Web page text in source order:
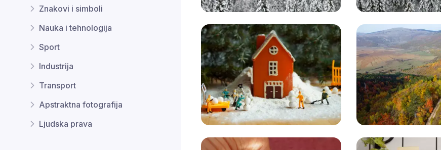
Znakovi i simboli
Nauka i tehnologija
Sport
Industrija
Transport
Apstraktna fotografija
Ljudska prava